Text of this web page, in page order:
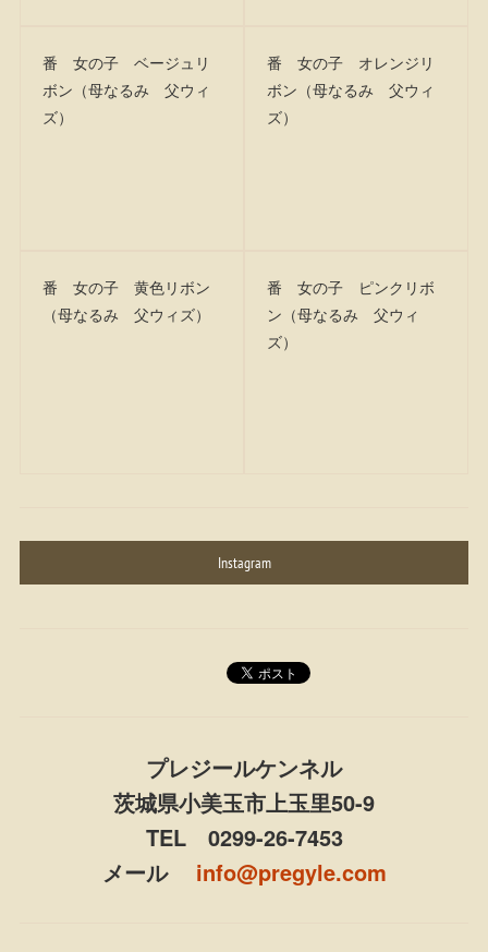
番 女の子 ベージュリ
ボン（母なるみ 父ウィ
ズ）
番 女の子 オレンジリ
ボン（母なるみ 父ウィ
ズ）
番 女の子 黄色リボン
（母なるみ 父ウィズ）
番 女の子 ピンクリボ
ン（母なるみ 父ウィ
ズ）
Instagram
プレジールケンネル
茨城県小美玉市上玉里50-9
TEL 0299-26-7453
メール info@pregyle.com